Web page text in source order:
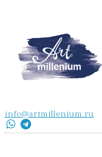
info@artmillenium.ru